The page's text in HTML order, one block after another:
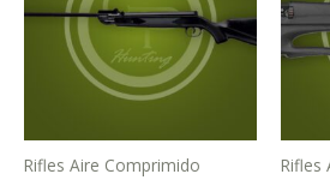
Rifles Aire Comprimido
Rifles